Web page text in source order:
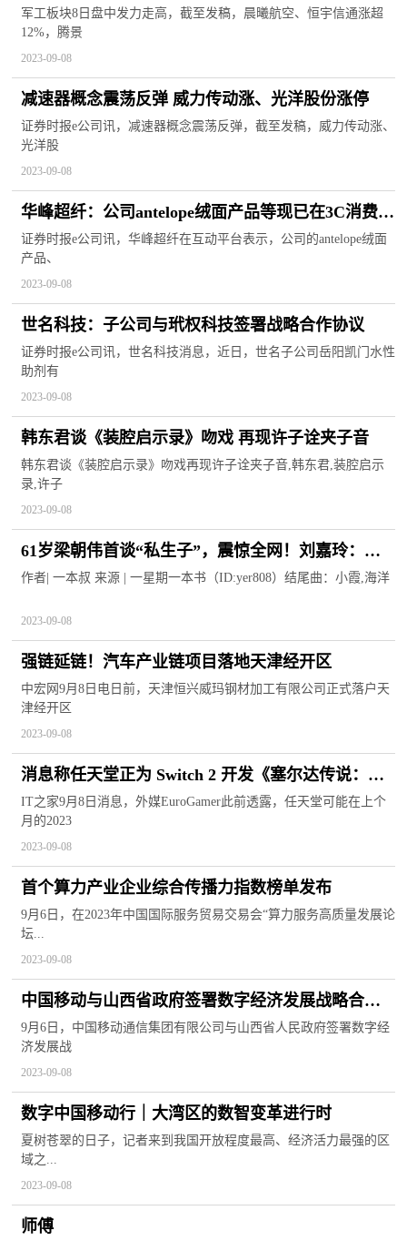
军工板块8日盘中发力走高，截至发稿，晨曦航空、恒宇信通涨超
12%，腾景
2023-09-08
减速器概念震荡反弹 威力传动涨、光洋股份涨停
证券时报e公司讯，减速器概念震荡反弹，截至发稿，威力传动涨、
光洋股
2023-09-08
华峰超纤：公司antelope绒面产品等现已在3C消费电
子行业龙头客户得以应用
证券时报e公司讯，华峰超纤在互动平台表示，公司的antelope绒面
产品、
2023-09-08
世名科技：子公司与玳权科技签署战略合作协议
证券时报e公司讯，世名科技消息，近日，世名子公司岳阳凯门水性
助剂有
2023-09-08
韩东君谈《装腔启示录》吻戏 再现许子诠夹子音
韩东君谈《装腔启示录》吻戏再现许子诠夹子音,韩东君,装腔启示
录,许子
2023-09-08
61岁梁朝伟首谈“私生子”，震惊全网！刘嘉玲：从
没想过会有这一天……
作者| 一本叔 来源 | 一星期一本书（ID:yer808）结尾曲：小霞,海洋
2023-09-08
强链延链！汽车产业链项目落地天津经开区
中宏网9月8日电日前，天津恒兴威玛钢材加工有限公司正式落户天
津经开区
2023-09-08
消息称任天堂正为 Switch 2 开发《塞尔达传说：旷
野之息》增强版
IT之家9月8日消息，外媒EuroGamer此前透露，任天堂可能在上个
月的2023
2023-09-08
首个算力产业企业综合传播力指数榜单发布
9月6日，在2023年中国国际服务贸易交易会“算力服务高质量发展论
坛...
2023-09-08
中国移动与山西省政府签署数字经济发展战略合作
协议
9月6日，中国移动通信集团有限公司与山西省人民政府签署数字经
济发展战
2023-09-08
数字中国移动行｜大湾区的数智变革进行时
夏树苍翠的日子，记者来到我国开放程度最高、经济活力最强的区
域之...
2023-09-08
师傅